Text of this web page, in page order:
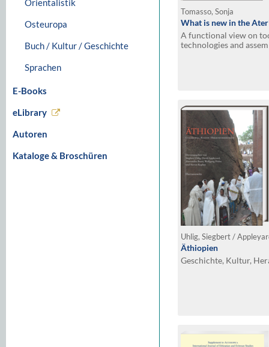
Orientalistik
Osteuropa
Buch / Kultur / Geschichte
Sprachen
E-Books
eLibrary
Autoren
Kataloge & Broschüren
Tomasso, Sonja
What is new in the
A functional view on
technologies and
Äthiopien
Geschichte, Kultur,